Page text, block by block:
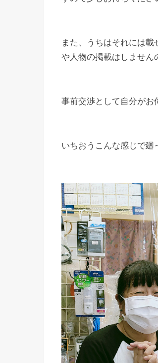
また、うちはそれには
や人物の掲載はしません
事前交渉として自分がお
いちおうこんな感じで廻